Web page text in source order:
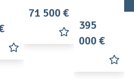
71 500 €
395
000 €